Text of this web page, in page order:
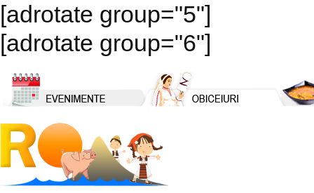
[adrotate group="5"]
[adrotate group="6"]